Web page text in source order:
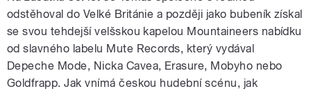
odstěhoval do Velké Británie a později jako bubeník získal
se svou tehdejší velšskou kapelou Mountaineers nabídku
od slavného labelu Mute Records, který vydával
Depeche Mode, Nicka Cavea, Erasure, Mobyho nebo
Goldfrapp. Jak vnímá českou hudební scénu, jak